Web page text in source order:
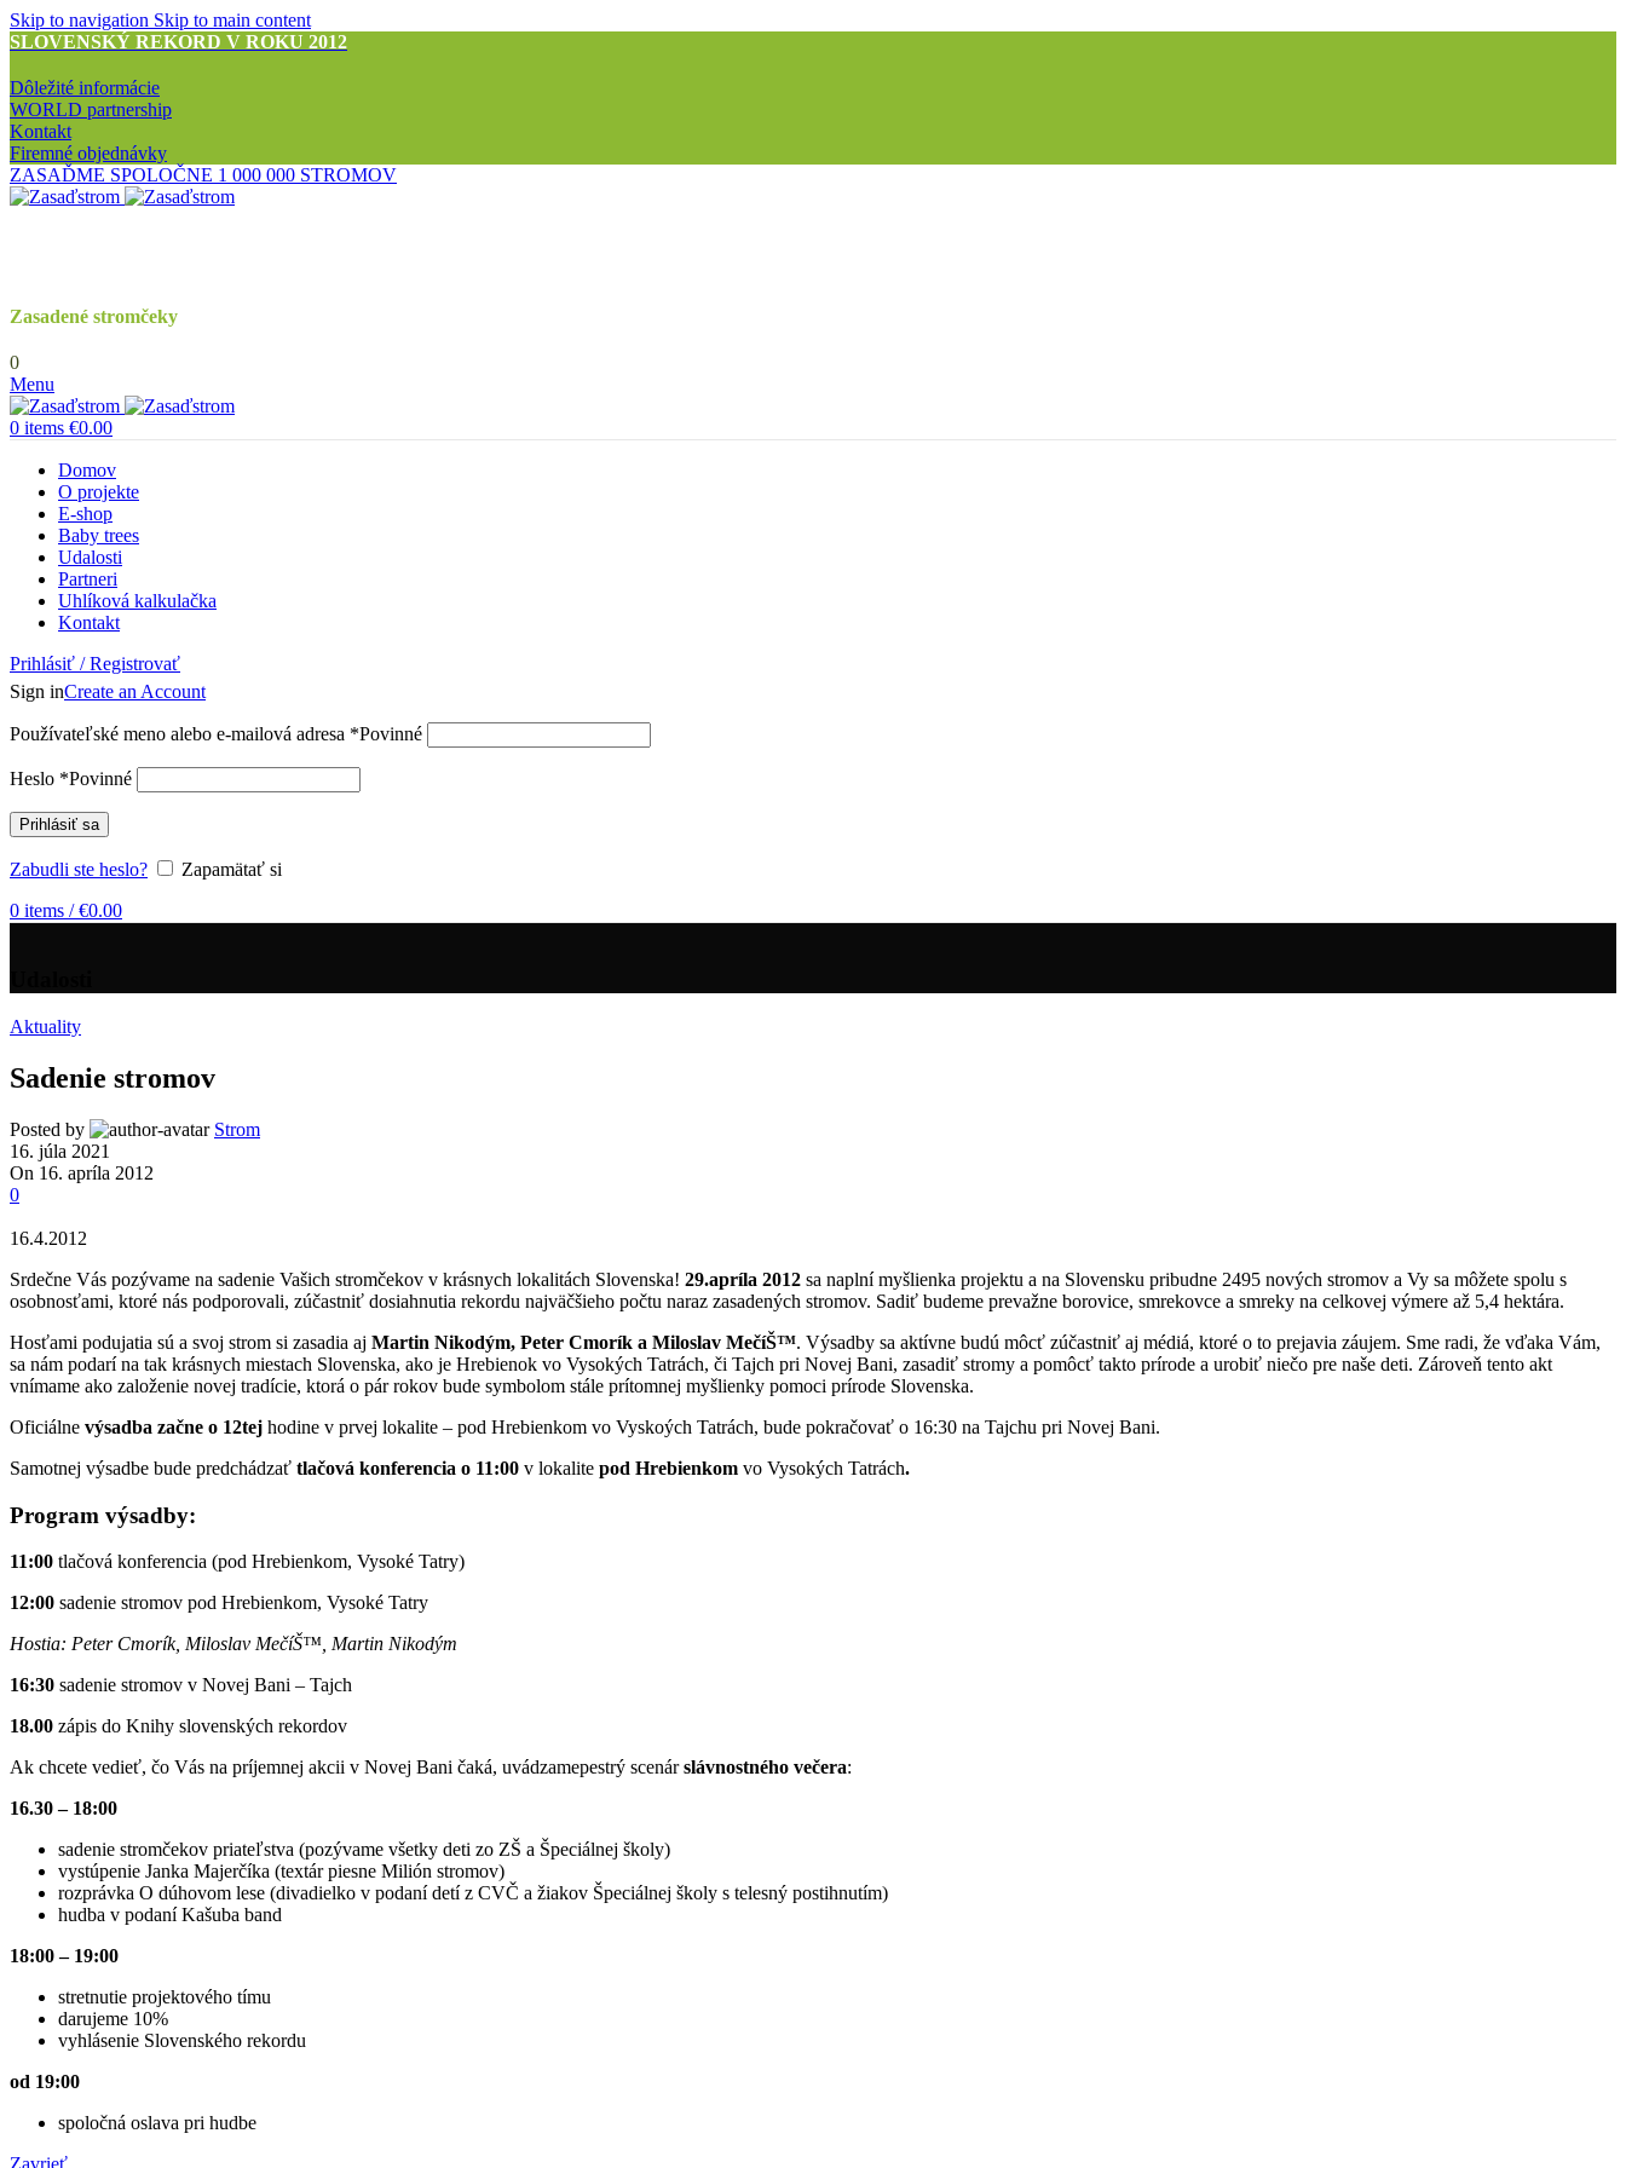
Skip to navigation Skip to main content
SLOVENSKÝ REKORD V ROKU 2012
Dôležité informácie
WORLD partnership
Kontakt
Firemné objednávky
ZASAĎME SPOLOČNE 1 000 000 STROMOV
Zasadené stromčeky
0
Menu
0 items €0.00
Domov
O projekte
E-shop
Baby trees
Udalosti
Partneri
Uhlíková kalkulačka
Kontakt
Prihlásiť / Registrovať
Sign inCreate an Account
Používateľské meno alebo e-mailová adresa *Povinné
Heslo *Povinné
Prihlásiť sa
Zabudli ste heslo?
Zapamätať si
0 items / €0.00
Aktuality
Sadenie stromov
Posted by
Strom
16. júla 2021
On 16. apríla 2012
0
16.4.2012
Srdečne Vás pozývame na sadenie Vašich stromčekov v krásnych lokalitách Slovenska! 29.apríla 2012 sa naplní myšlienka projektu a na Slovensku pribudne 2495 nových stromov a Vy sa môžete spolu s
osobnosťami, ktoré nás podporovali, zúčastniť dosiahnutia rekordu najväčšieho počtu naraz zasadených stromov. Sadiť budeme prevažne borovice, smrekovce a smreky na celkovej výmere až 5,4 hektára.
Hosťami podujatia sú a svoj strom si zasadia aj Martin Nikodým, Peter Cmorík a Miloslav MečíŠ™. Výsadby sa aktívne budú môcť zúčastniť aj médiá, ktoré o to prejavia záujem. Sme radi, že vďaka Vám,
sa nám podarí na tak krásnych miestach Slovenska, ako je Hrebienok vo Vysokých Tatrách, či Tajch pri Novej Bani, zasadiť stromy a pomôcť takto prírode a urobiť niečo pre naše deti. Zároveň tento akt
vnímame ako založenie novej tradície, ktorá o pár rokov bude symbolom stále prítomnej myšlienky pomoci prírode Slovenska.
Oficiálne výsadba začne o 12tej hodine v prvej lokalite – pod Hrebienkom vo Vyskoých Tatrách, bude pokračovať o 16:30 na Tajchu pri Novej Bani.
Samotnej výsadbe bude predchádzať tlačová konferencia o 11:00 v lokalite pod Hrebienkom vo Vysokých Tatrách.
Program výsadby:
11:00 tlačová konferencia (pod Hrebienkom, Vysoké Tatry)
12:00 sadenie stromov pod Hrebienkom, Vysoké Tatry
Hostia: Peter Cmorík, Miloslav MečíŠ™, Martin Nikodým
16:30 sadenie stromov v Novej Bani – Tajch
18.00 zápis do Knihy slovenských rekordov
Ak chcete vedieť, čo Vás na príjemnej akcii v Novej Bani čaká, uvádzamepestrý scenárslávnostného večera:
16.30 – 18:00
sadenie stromčekov priateľstva (pozývame všetky deti zo ZŠ a Špeciálnej školy)
vystúpenie Janka Majerčíka (textár piesne Milión stromov)
rozprávka O dúhovom lese (divadielko v podaní detí z CVČ a žiakov Špeciálnej školy s telesný postihnutím)
hudba v podaní Kašuba band
18:00 – 19:00
stretnutie projektového tímu
darujeme 10%
vyhlásenie Slovenského rekordu
od 19:00
spoločná oslava pri hudbe